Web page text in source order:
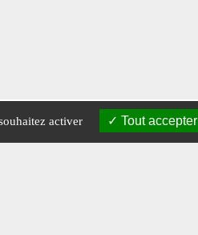
Mentions légales-A propos - FAQ
activer Tout accepter